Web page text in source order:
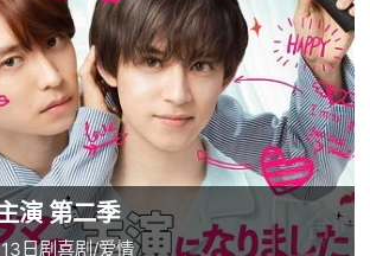
演 第二季
日剧喜剧/爱情